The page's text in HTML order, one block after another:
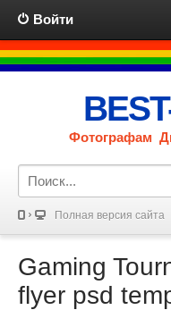
Войти
Фотографам
Полная версия сайта
Gaming
flyer psd